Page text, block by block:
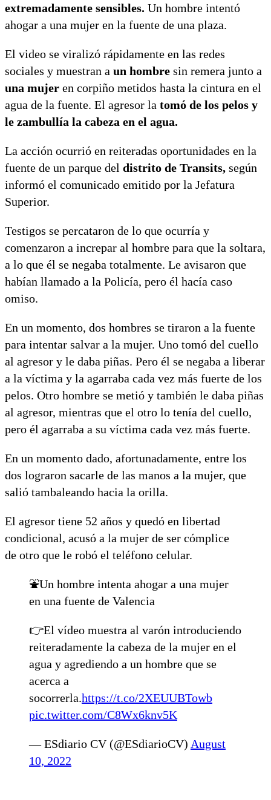
extremadamente sensibles. Un hombre intentó
ahogar a una mujer en la fuente de una plaza.
El video se viralizó rápidamente en las redes
sociales y muestran a un hombre sin remera junto a
una mujer en corpiño metidos hasta la cintura en el
agua de la fuente. El agresor la tomó de los pelos y
le zambullía la cabeza en el agua.
La acción ocurrió en reiteradas oportunidades en la
fuente de un parque del distrito de Transits, según
informó el comunicado emitido por la Jefatura
Superior.
Testigos se percataron de lo que ocurría y
comenzaron a increpar al hombre para que la soltara,
a lo que él se negaba totalmente. Le avisaron que
habían llamado a la Policía, pero él hacía caso
omiso.
En un momento, dos hombres se tiraron a la fuente
para intentar salvar a la mujer. Uno tomó del cuello
al agresor y le daba piñas. Pero él se negaba a liberar
a la víctima y la agarraba cada vez más fuerte de los
pelos. Otro hombre se metió y también le daba piñas
al agresor, mientras que el otro lo tenía del cuello,
pero él agarraba a su víctima cada vez más fuerte.
En un momento dado, afortunadamente, entre los
dos lograron sacarle de las manos a la mujer, que
salió tambaleando hacia la orilla.
El agresor tiene 52 años y quedó en libertad
condicional, acusó a la mujer de ser cómplice
de otro que le robó el teléfono celular.
⛲️Un hombre intenta ahogar a una mujer
en una fuente de Valencia
👉El vídeo muestra al varón introduciendo
reiteradamente la cabeza de la mujer en el
agua y agrediendo a un hombre que se
acerca a
socorrerla.https://t.co/2XEUUBTowb
pic.twitter.com/C8Wx6knv5K
— ESdiario CV (@ESdiarioCV) August
10, 2022